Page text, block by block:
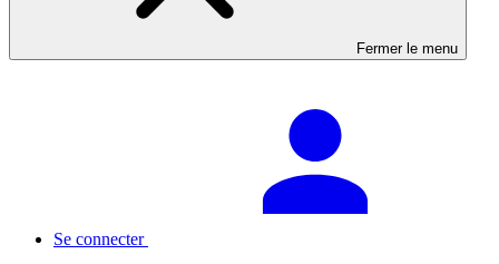
Fermer le menu
Se connecter